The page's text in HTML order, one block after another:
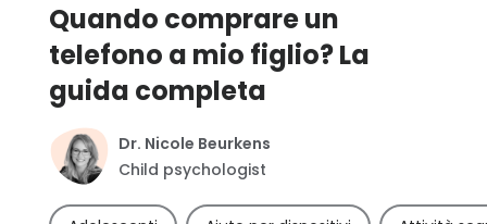
Perché
Qustodio?
Funzionalità
Quando comprare un
telefono a mio figlio? La
guida completa
Dr. Nicole Beurkens
Child psychologist